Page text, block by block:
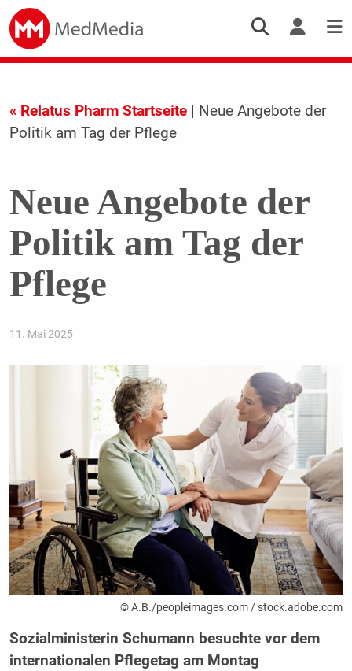
« Relatus Pharm Startseite| Neue Angebote der
Politik am Tag der Pflege
Neue Angebote der
Politik am Tag der
Pflege
11. Mai 2025
© A.B./peopleimages.com / stock.adobe.com
Sozialministerin Schumann besuchte vor dem
internationalen Pflegetag am Montag